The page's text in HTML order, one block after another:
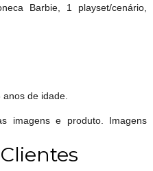
Barbie, 1 playset/cenário,
de idade.
imagens e produto. Imagens